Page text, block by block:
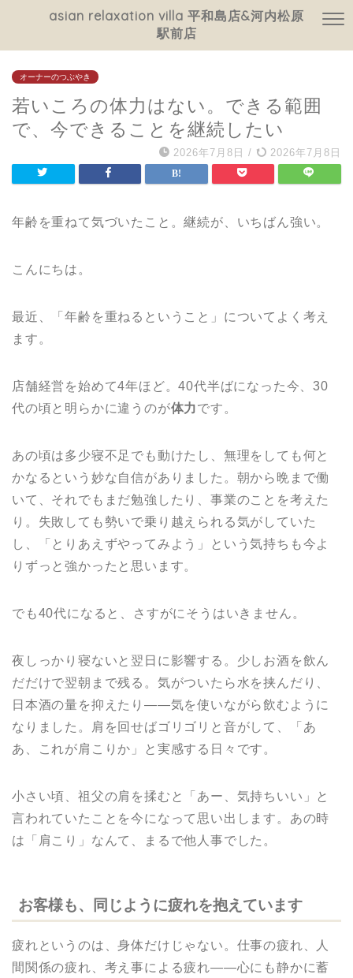
asian relaxation villa 平和島店&河内松原
駅前店
オーナーのつぶやき
若いころの体力はない。できる範囲
で、今できることを継続したい
2026年7月8日 / 2026年7月8日
年齢を重ねて気づいたこと。継続が、いちばん強い。
こんにちは。
最近、「年齢を重ねるということ」についてよく考え
ます。
店舗経営を始めて4年ほど。40代半ばになった今、30
代の頃と明らかに違うのが体力です。
あの頃は多少寝不足でも動けたし、無理をしても何と
かなるという妙な自信がありました。朝から晩まで働
いて、それでもまだ勉強したり、事業のことを考えた
り。失敗しても勢いで乗り越えられる気がしていた
し、「とりあえずやってみよう」という気持ちも今よ
りずっと強かったと思います。
でも40代になると、さすがにそうはいきません。
夜しっかり寝ないと翌日に影響する。少しお酒を飲ん
だだけで翌朝まで残る。気がついたら水を挟んだり、
日本酒の量を抑えたり——気を使いながら飲むように
なりました。肩を回せばゴリゴリと音がして、「あ
あ、これが肩こりか」と実感する日々です。
小さい頃、祖父の肩を揉むと「あー、気持ちいい」と
言われていたことを今になって思い出します。あの時
は「肩こり」なんて、まるで他人事でした。
お客様も、同じように疲れを抱えています
疲れというのは、身体だけじゃない。仕事の疲れ、人
間関係の疲れ、考え事による疲れ——心にも静かに蓄